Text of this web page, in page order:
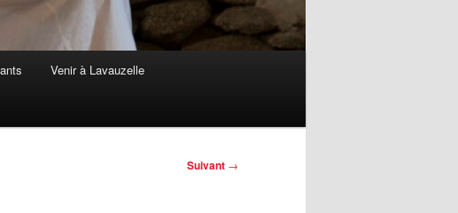
Venir à Lavauzelle
Suivant →